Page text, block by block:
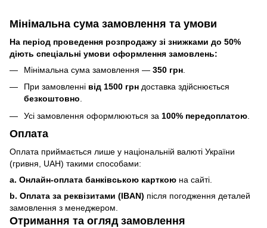
Мінімальна сума замовлення та умови
На період проведення розпродажу зі знижками до 50%
діють спеціальні умови оформлення замовлень:
Мінімальна сума замовлення — 350 грн
При замовленні від 1500 грн доставка здійснюється
безкоштовно.
Усі замовлення оформлюються за 100% передоплатою
Оплата
Оплата приймається лише у національній валюті України
(гривня, UAH) такими способами:
a. Онлайн-оплата банківською карткою на сайті.
b. Оплата за реквізитами (IBAN) після погодження деталей
замовлення з менеджером.
Отримання та огляд замовлення